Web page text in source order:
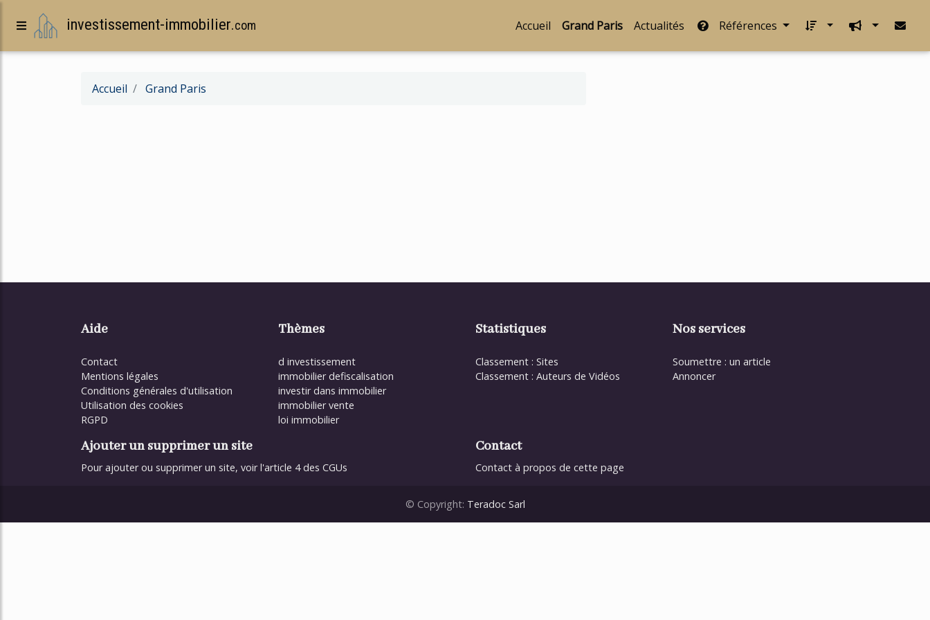
investissement-immobilier.com Accueil Grand Paris Actualités Références
Accueil Grand Paris
Aide
Contact
Mentions légales
Conditions générales d'utilisation
Utilisation des cookies
RGPD
Thèmes
d investissement
immobilier defiscalisation
investir dans immobilier
immobilier vente
loi immobilier
Statistiques
Classement : Sites
Classement : Auteurs de Vidéos
Nos services
Soumettre : un article
Annoncer
Ajouter un supprimer un site
Pour ajouter ou supprimer un site, voir l'article 4 des CGUs
Contact
Contact à propos de cette page
© Copyright: Teradoc Sarl